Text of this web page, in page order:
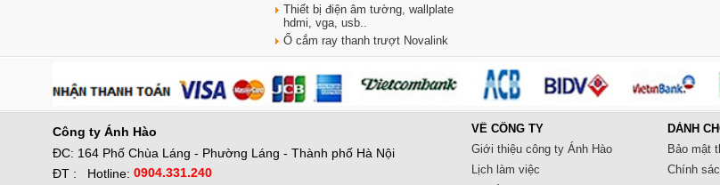
Thiết bị điện âm tường, wallplate
hdmi, vga, usb..
Ổ cắm ray thanh trượt Novalink
Công ty Ánh Hào
ĐC: 164 Phố Chùa Láng - Phường Láng - Thành phố Hà Nội
ĐT :
Hotline: 0904.331.240
VỀ CÔNG TY
Giới thiệu công ty Ánh Hào
Lịch làm việc
DÀNH
Bảo mật
Chính